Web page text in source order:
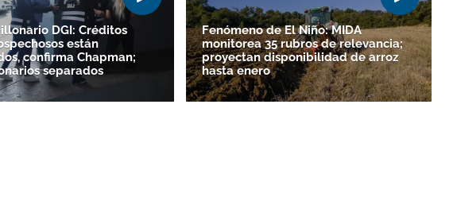
DGI: Créditos
están
confirma Chapman;
separados
Fenómeno de El Niño: MIDA
monitorea 35 rubros de relevancia;
proyectan disponibilidad de arroz
hasta enero